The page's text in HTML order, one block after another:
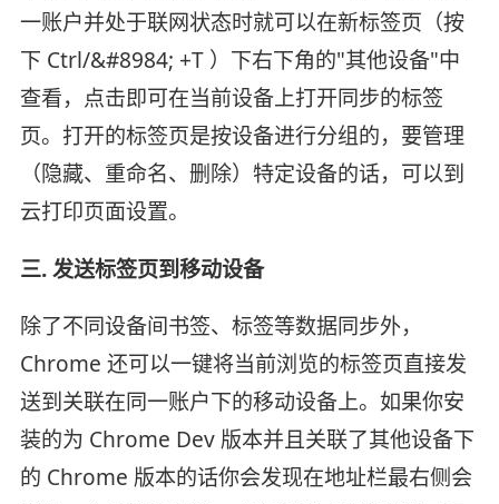
一账户并处于联网状态时就可以在新标签页（按
下 Ctrl/&#8984; +T ）下右下角的"其他设备"中
查看，点击即可在当前设备上打开同步的标签
页。打开的标签页是按设备进行分组的，要管理
（隐藏、重命名、删除）特定设备的话，可以到
云打印页面设置。
三. 发送标签页到移动设备
除了不同设备间书签、标签等数据同步外，
Chrome 还可以一键将当前浏览的标签页直接发
送到关联在同一账户下的移动设备上。如果你安
装的为 Chrome Dev 版本并且关联了其他设备下
的 Chrome 版本的话你会发现在地址栏最右侧会